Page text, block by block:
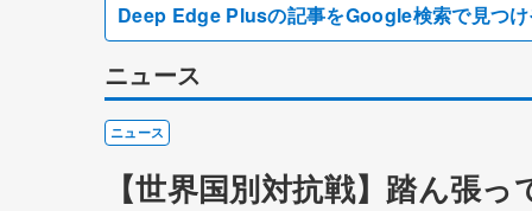
Deep Edge Plusの記事をGoogle検索で見つ
ニュース
ニュース
【世界国別対抗戦】踏ん張